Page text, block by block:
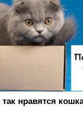
нравятся